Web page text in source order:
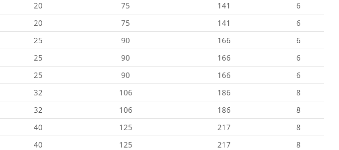
20 75 141
6
20 75 141
6
25 90 166
6
25 90 166
6
25 90 166
6
32 106 186
8
32 106 186
8
40 125 217
8
40 125 217 8